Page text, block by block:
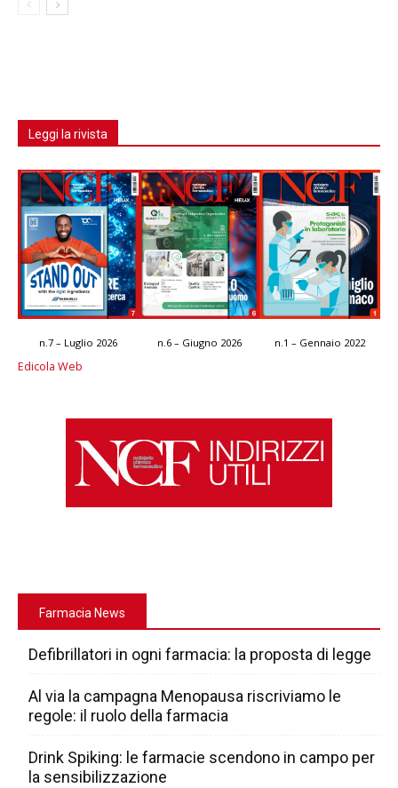
Leggi la rivista
n.7 – Luglio 2026 n.6 – Giugno 2026 n.1 – Gennaio 2022
Edicola Web
Farmacia News
Defibrillatori in ogni farmacia: la proposta di legge
Al via la campagna Menopausa riscriviamo le
regole: il ruolo della farmacia
Drink Spiking: le farmacie scendono in campo per
la sensibilizzazione